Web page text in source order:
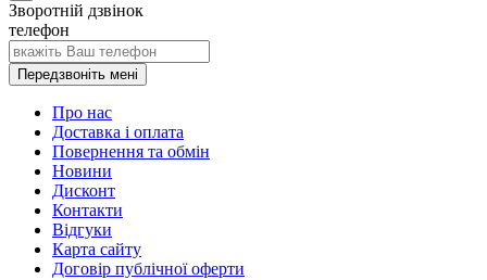
Зворотній дзвінок
телефон
Передзвоніть мені
Про нас
Доставка і оплата
Повернення та обмін
Новини
Дисконт
Контакти
Відгуки
Карта сайту
Договір публічної оферти